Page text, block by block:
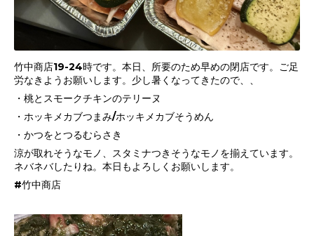
竹中商店19-24時です。本日、所要のため早めの閉店です。ご足
労なきようお願いします。少し暑くなってきたので、、
・桃とスモークチキンのテリーヌ
・ホッキメカブつまみ/ホッキメカブそうめん
・かつをとつるむらさき
涼が取れそうなモノ、スタミナつきそうなモノを揃えています。
ネバネバしたりね。本日もよろしくお願いします。
#竹中商店